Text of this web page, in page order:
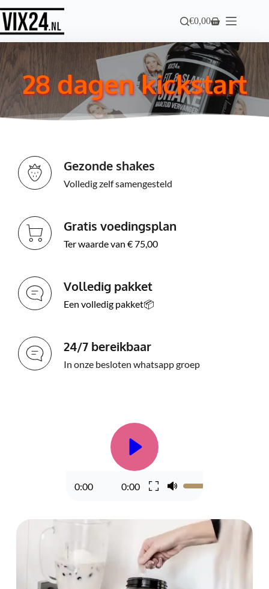
naar
de
inhoud
Winkelwagen
€0,00
28 dagen kickstart
Gezonde shakes
Volledig zelf samengesteld
Gratis voedingsplan
Ter waarde van € 75,00
Volledig pakket
Een volledig pakket📦
24/7 bereikbaar
In onze besloten whatsapp groep
0:00 0:00